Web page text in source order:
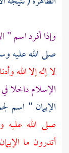
وإذا أفرد اسم "
صلى الله عليه
لا إله إلا الله
الإسلام داخلا
الإيمان " اسم
صلى الله عليه
أتدرون ما